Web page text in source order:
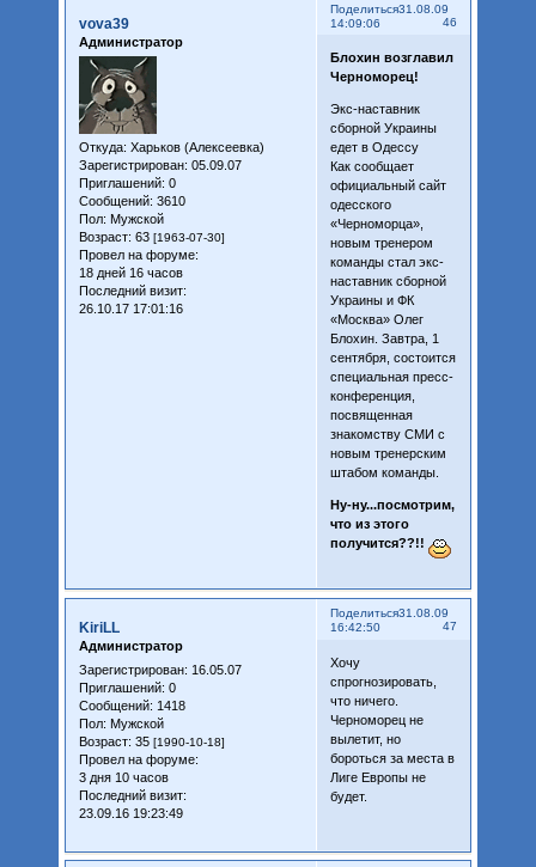
Поделиться
46
31.08.09
14:09:06
vova39
Администратор
Откуда: Харьков (Алексеевка)
Зарегистрирован: 05.09.07
Приглашений: 0
Сообщений: 3610
Пол: Мужской
Возраст: 63 [1963-07-30]
Провел на форуме:
18 дней 16 часов
Последний визит:
26.10.17 17:01:16
Блохин возглавил
Черноморец!
Экс-наставник
сборной Украины
едет в Одессу
Как сообщает
официальный сайт
одесского
«Черноморца»,
новым тренером
команды стал экс-
наставник сборной
Украины и ФК
«Москва» Олег
Блохин. Завтра, 1
сентября, состоится
специальная пресс-
конференция,
посвященная
знакомству СМИ с
новым тренерским
штабом команды.
Ну-ну...посмотрим,
что из этого
получится??!!
Поделиться
47
31.08.09
16:42:50
KiriLL
Администратор
Зарегистрирован: 16.05.07
Приглашений: 0
Сообщений: 1418
Пол: Мужской
Возраст: 35 [1990-10-18]
Провел на форуме:
3 дня 10 часов
Последний визит:
23.09.16 19:23:49
Хочу
спрогнозировать,
что ничего.
Черноморец не
вылетит, но
бороться за места в
Лиге Европы не
будет.